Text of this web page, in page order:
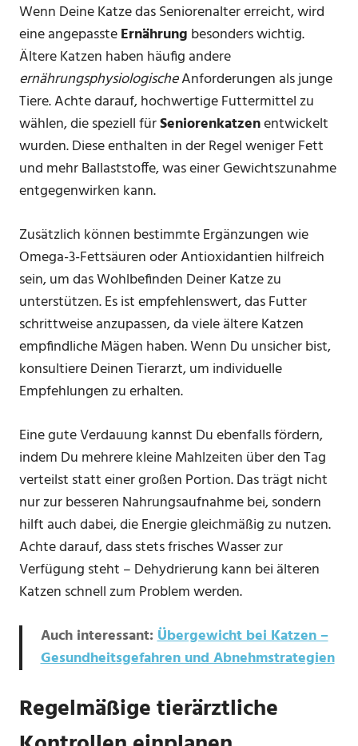
Wenn Deine Katze das Seniorenalter erreicht, wird
eine angepassteErnährung besonders wichtig.
Ältere Katzen haben häufig andere
ernährungsphysiologischeAnforderungen als junge
Tiere. Achte darauf, hochwertige Futtermittel zu
wählen, die speziell fürSeniorenkatzenentwickelt
wurden. Diese enthalten in der Regel weniger Fett
und mehr Ballaststoffe, was einer Gewichtszunahme
entgegenwirken kann.
Zusätzlich können bestimmte Ergänzungen wie
Omega-3-Fettsäuren oder Antioxidantien hilfreich
sein, um das Wohlbefinden Deiner Katze zu
unterstützen. Es ist empfehlenswert, das Futter
schrittweise anzupassen, da viele ältere Katzen
empfindliche Mägen haben. Wenn Du unsicher bist,
konsultiere Deinen Tierarzt, um individuelle
Empfehlungen zu erhalten.
Eine gute Verdauung kannst Du ebenfalls fördern,
indem Du mehrere kleine Mahlzeiten über den Tag
verteilst statt einer großen Portion. Das trägt nicht
nur zur besseren Nahrungsaufnahme bei, sondern
hilft auch dabei, die Energie gleichmäßig zu nutzen.
Achte darauf, dass stets frisches Wasser zur
Verfügung steht – Dehydrierung kann bei älteren
Katzen schnell zum Problem werden.
Auch interessant:Übergewicht bei Katzen –
Gesundheitsgefahren und Abnehmstrategien
Regelmäßige tierärztliche